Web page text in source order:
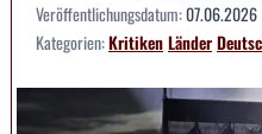
Veröffentlichungsdatum:07.06.2026
Kategorien:KritikenLänder